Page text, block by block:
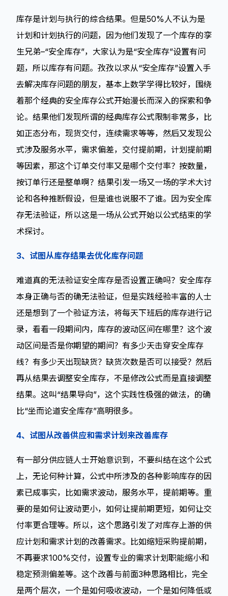
库存是计划与执行的综合结果。但是50%人不认为是
计划和计划执行的问题，因为他们发现了一个库存的孪
生兄弟–“安全库存”，大家认为是“安全库存”设置有问
题，所以库存有问题。孜孜以求从“安全库存”设置入手
去解决库存问题的朋友，基本上数学学得比较好，围绕
着那个经典的安全库存公式开始漫长而深入的探索和争
论。结果他们发现所谓的经典库存公式限制非常多，比
如正态分布，现货交付，连续需求等等，然后又发现公
式涉及服务水平，需求偏差，交付提前期，计划提前期
等因素，那这个订单交付率又是哪个交付率？按数量，
按订单行还是整单啊？结果引发一场又一场的学术大讨
论和各种推断假设，但是谁也说服不了谁。因为安全库
存无法验证，所以这是一场从公式开始以公式结束的学
术探讨。
3、试图从库存结果去优化库存问题
难道真的无法验证安全库存是否设置正确吗？安全库存
本身正确与否的确无法验证，但是实践经验丰富的人士
还是想到了一个验证方法，将每天下班后的库存进行记
录，看看一段期间内，库存的波动区间在哪里？这个波
动区间是否是你期望的期间？有多少天击穿安全库存
线？有多少天出现缺货？缺货次数是否可以接受？然后
再从结果去调整安全库存，不是修改公式而是直接调整
结果。这叫“结果导向”，这个实践性极强的做法，的确
比“坐而论道安全库存”高明很多。
4、试图从改善供应和需求计划来改善库存
有一部分供应链人士开始意识到，不要纠结在这个公式
上，无论何种计算，公式中所涉及的各种影响库存的因
素已成事实，比如需求波动，服务水平，提前期等。重
要的是如何让波动更小，如何让提前期更短，如何让交
付率更合理等。所以，这个思路引发了对库存上游的供
应计划和需求计划的改善需求。比如缩短采购提前期，
不再要求100%交付，设置专业的需求计划职能缩小和
稳定预测偏差等。这个改善与前面3种思路相比，完全
是两个层次，一个是如何吸收波动，一个是如何降低或